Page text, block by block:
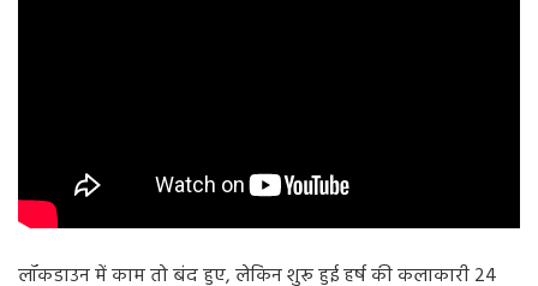
लॉकडाउन में काम तो बंद हुए, लेकिन शुरू हुई हर्ष की कलाकारी 24